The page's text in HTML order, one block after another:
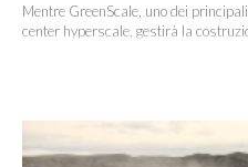
Mentre GreenScale, uno dei
center hyperscale, gestirà la